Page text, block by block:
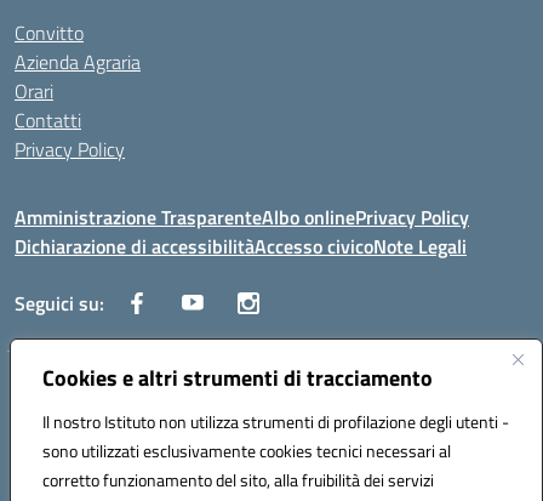
Cookies e altri strumenti di tracciamento
Il nostro Istituto non utilizza strumenti di profilazione degli utenti -
sono utilizzati esclusivamente cookies tecnici necessari al
corretto funzionamento del sito, alla fruibilità dei servizi
Convitto
Azienda Agraria
Orari
Contatti
Privacy Policy
Amministrazione TrasparenteAlbo onlinePrivacy Policy
Dichiarazione di accessibilitàAccesso civicoNote Legali
Seguici su:
Via dei Cappuccini, 5 - 60044 Fabriano (AN) - Tel. 0732 3373 - 0732
3573 - Mail: anis01700P@istruzione.it - PEC:
Codice meccanografico: ANIS01700P - Codice iPA: istsc_ANIS01700P -
C.F. 81002710424 - Codice univoco fatturazione elettronica (CUF):